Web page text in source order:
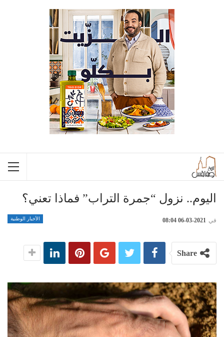
اليوم.. نزول “جمرة التراب” فماذا تعني؟
الأخبار الوطنية في 2021-03-06 08:04
Share